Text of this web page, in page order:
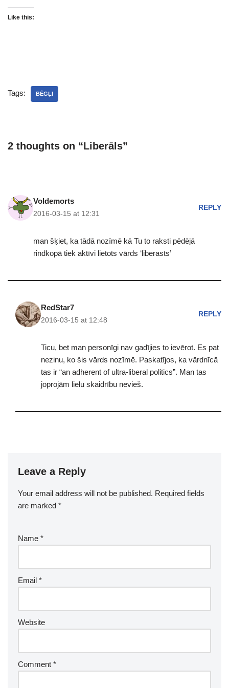
Like this:
Tags: BĒGĻI
2 thoughts on “Liberāls”
Voldemorts
2016-03-15 at 12:31
REPLY
man šķiet, ka tādā nozīmē kā Tu to raksti pēdējā
rindkopā tiek aktīvi lietots vārds ‘liberasts’
RedStar7
2016-03-15 at 12:48
REPLY
Ticu, bet man personīgi nav gadījies to ievērot. Es pat
nezinu, ko šis vārds nozīmē. Paskatījos, ka vārdnīcā
tas ir “an adherent of ultra-liberal politics”. Man tas
joprojām lielu skaidrību nevieš.
Leave a Reply
Your email address will not be published. Required fields
are marked *
Name *
Email *
Website
Comment *